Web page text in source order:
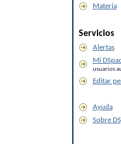
Materia
Servicios
Alertas
Mi
usuarios
Editar
Ayuda
Sobre